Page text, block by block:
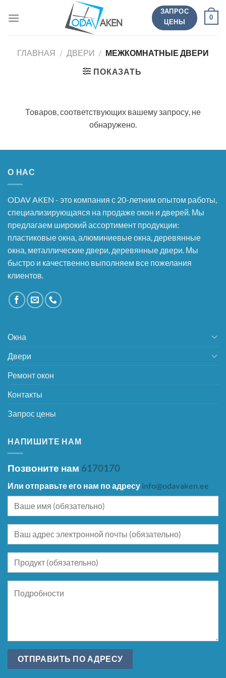
ЗАПРОС
ЦЕНЫ
0
ГЛАВНАЯ / ДВЕРИ / МЕЖКОМНАТНЫЕ ДВЕРИ
ПОКАЗАТЬ
Товаров, соответствующих вашему запросу, не
обнаружено.
О НАС
ODAV AKEN - это компания с 20-летним опытом работы,
специализирующаяся на продаже окон и дверей. Мы
предлагаем широкий ассортимент продукции:
пластиковые окна, алюминиевые окна, деревянные
окна, металлические двери, деревянные двери. Мы
быстро и качественно выполняем все пожелания
клиентов.
Окна
Двери
Ремонт окон
Контакты
Запрос цены
НАПИШИТЕ НАМ
Позвоните нам 6170170
Или отправьте его нам по адресу info@odavaken.ee